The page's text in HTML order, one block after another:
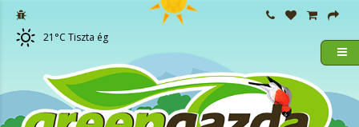
21 °C Tiszta ég